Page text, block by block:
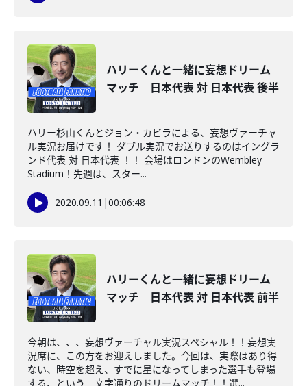
ハリーくんと一緒に妄想ドリーム
マッチ 日本代表 対 日本代表 後半
ハリー杉山くんとジョン・カビラによる、妄想ヴァーチャ
ル実況お届けです！ ダブル実況でお送りするのはイングラ
ンド代表 対 日本代表 ！！ 会場はロンドンのWembley
Stadium！先週は、スター...
2020.09.11 |00:06:48
ハリーくんと一緒に妄想ドリーム
マッチ 日本代表 対 日本代表 前半
今朝は、、、妄想ヴァーチャル実況スペシャル！！妄想実
況席に、この方をお迎えしました。今回は、実際はあり得
ない、時空を超え、すでに星になってしまった選手も登場
する、という 文字通りのドリームマッチ！！選...